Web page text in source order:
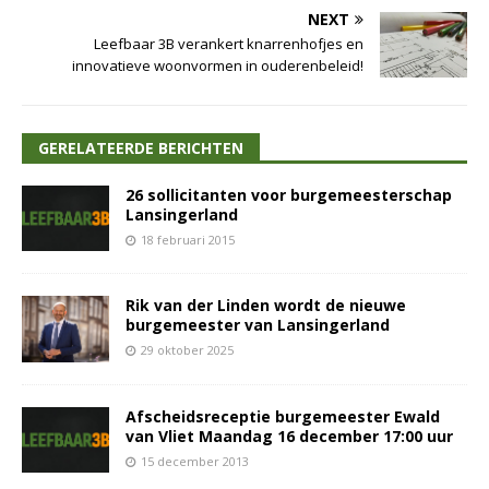
NEXT
Leefbaar 3B verankert knarrenhofjes en
innovatieve woonvormen in ouderenbeleid!
GERELATEERDE BERICHTEN
26 sollicitanten voor burgemeesterschap
Lansingerland
18 februari 2015
Rik van der Linden wordt de nieuwe
burgemeester van Lansingerland
29 oktober 2025
Afscheidsreceptie burgemeester Ewald
van Vliet Maandag 16 december 17:00 uur
15 december 2013